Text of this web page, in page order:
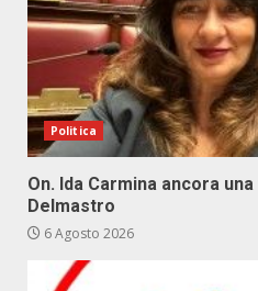
Politica
On. Ida Carmina ancora
Delmastro
6 Agosto 2026